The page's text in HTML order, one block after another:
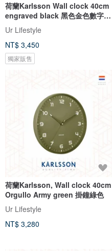
荷蘭Karlsson Wall clock 40cm
engraved black 黑色金色數字掛
鐘
Ur Lifestyle
NT$ 3,450
獨家販售
荷蘭Karlsson, Wall clock 40cm
Orgullo Army green 掛鐘綠色
Ur Lifestyle
NT$ 3,280